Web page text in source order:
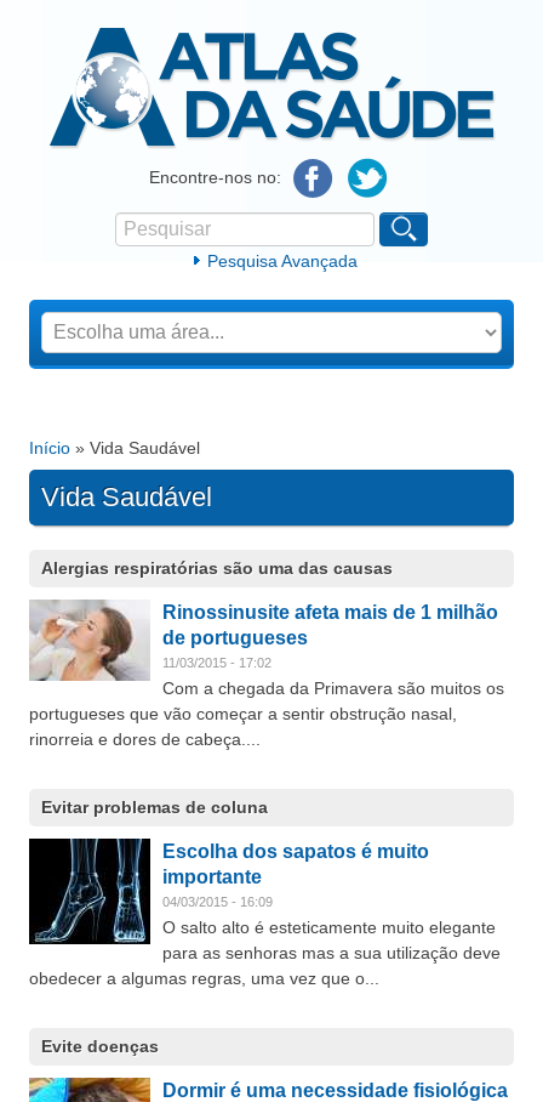
Atlas da SaúdeEncontre-nos no:
Formulário de procura
Pesquisar
Pesquisa Avançada
Está aqui
Início » Vida Saudável
Vida Saudável
Alergias respiratórias são uma das causas
Rinossinusite afeta mais de 1 milhão
de portugueses
11/03/2015 - 17:02
Com a chegada da Primavera são muitos os
portugueses que vão começar a sentir obstrução nasal,
rinorreia e dores de cabeça....
Evitar problemas de coluna
Escolha dos sapatos é muito
importante
04/03/2015 - 16:09
O salto alto é esteticamente muito elegante
para as senhoras mas a sua utilização deve
obedecer a algumas regras, uma vez que o...
Evite doenças
Dormir é uma necessidade fisiológica